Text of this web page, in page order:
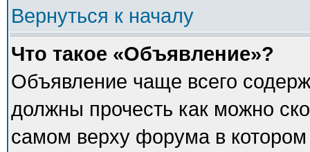
Вернуться к началу
Что такое «Объявление»?
Объявление чаще всего
должны прочесть как можно
самом верху форума в